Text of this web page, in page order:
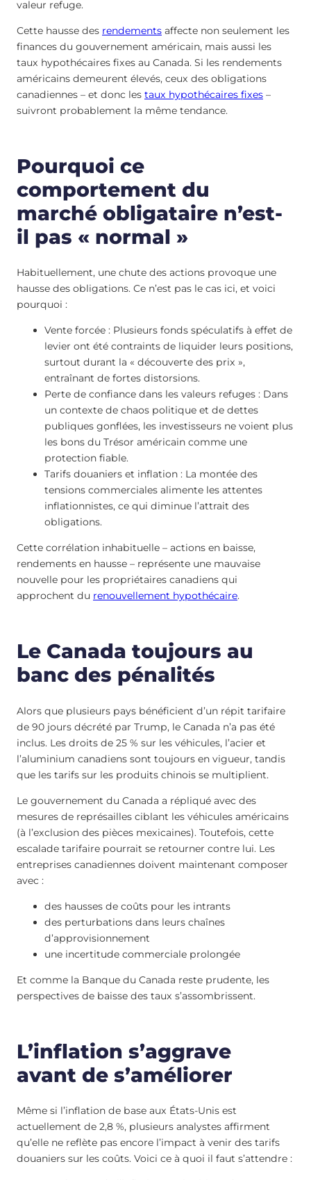
valeur refuge.
Cette hausse des rendements affecte non seulement les
finances du gouvernement américain, mais aussi les
taux hypothécaires fixes au Canada. Si les rendements
américains demeurent élevés, ceux des obligations
canadiennes – et donc les taux hypothécaires fixes –
suivront probablement la même tendance.
Pourquoi ce
comportement du
marché obligataire n’est-
il pas « normal »
Habituellement, une chute des actions provoque une
hausse des obligations. Ce n’est pas le cas ici, et voici
pourquoi :
Vente forcée : Plusieurs fonds spéculatifs à effet de
levier ont été contraints de liquider leurs positions,
surtout durant la « découverte des prix »,
entraînant de fortes distorsions.
Perte de confiance dans les valeurs refuges : Dans
un contexte de chaos politique et de dettes
publiques gonflées, les investisseurs ne voient plus
les bons du Trésor américain comme une
protection fiable.
Tarifs douaniers et inflation : La montée des
tensions commerciales alimente les attentes
inflationnistes, ce qui diminue l’attrait des
obligations.
Cette corrélation inhabituelle – actions en baisse,
rendements en hausse – représente une mauvaise
nouvelle pour les propriétaires canadiens qui
approchent du renouvellement hypothécaire.
Le Canada toujours au
banc des pénalités
Alors que plusieurs pays bénéficient d’un répit tarifaire
de 90 jours décrété par Trump, le Canada n’a pas été
inclus. Les droits de 25 % sur les véhicules, l’acier et
l’aluminium canadiens sont toujours en vigueur, tandis
que les tarifs sur les produits chinois se multiplient.
Le gouvernement du Canada a répliqué avec des
mesures de représailles ciblant les véhicules américains
(à l’exclusion des pièces mexicaines). Toutefois, cette
escalade tarifaire pourrait se retourner contre lui. Les
entreprises canadiennes doivent maintenant composer
avec :
des hausses de coûts pour les intrants
des perturbations dans leurs chaînes
d’approvisionnement
une incertitude commerciale prolongée
Et comme la Banque du Canada reste prudente, les
perspectives de baisse des taux s’assombrissent.
L’inflation s’aggrave
avant de s’améliorer
Même si l’inflation de base aux États-Unis est
actuellement de 2,8 %, plusieurs analystes affirment
qu’elle ne reflète pas encore l’impact à venir des tarifs
douaniers sur les coûts. Voici ce à quoi il faut s’attendre :